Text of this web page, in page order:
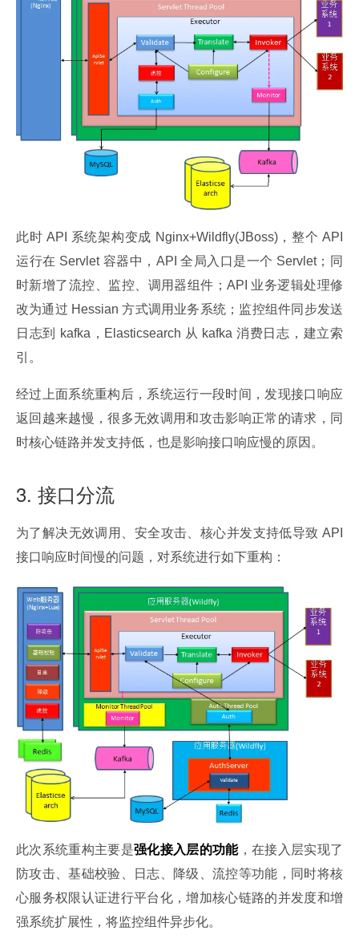
此时 API 系统架构变成 Nginx+Wildfly(JBoss)，整个 API
运行在 Servlet 容器中，API 全局入口是一个 Servlet；同
时新增了流控、监控、调用器组件；API 业务逻辑处理修
改为通过 Hessian 方式调用业务系统；监控组件同步发送
日志到 kafka，Elasticsearch 从 kafka 消费日志，建立索
引。
经过上面系统重构后，系统运行一段时间，发现接口响应
返回越来越慢，很多无效调用和攻击影响正常的请求，同
时核心链路并发支持低，也是影响接口响应慢的原因。
3. 接口分流
为了解决无效调用、安全攻击、核心并发支持低导致 API
接口响应时间慢的问题，对系统进行如下重构：
此次系统重构主要是强化接入层的功能，在接入层实现了
防攻击、基础校验、日志、降级、流控等功能，同时将核
心服务权限认证进行平台化，增加核心链路的并发度和增
强系统扩展性，将监控组件异步化。